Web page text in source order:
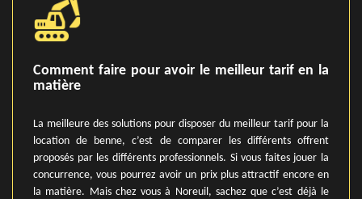
Comment faire pour avoir le meilleur tarif en la
matière
La meilleure des solutions pour disposer du meilleur tarif pour la
location de benne, c’est de comparer les différents offrent
proposés par les différents professionnels. Si vous faites jouer la
concurrence, vous pourrez avoir un prix plus attractif encore en
la matière. Mais chez vous à Noreuil, sachez que c’est déjà le